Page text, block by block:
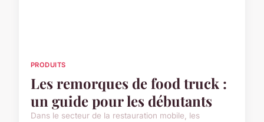
PRODUITS
Les remorques de food truck :
un guide pour les débutants
Dans le secteur de la restauration mobile, les